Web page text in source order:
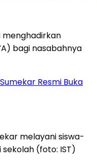
Resmi Buka